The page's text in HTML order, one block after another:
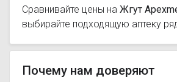
Сравнивайте цены на Жгут
выбирайте подходящую аптеку
Почему нам доверяют